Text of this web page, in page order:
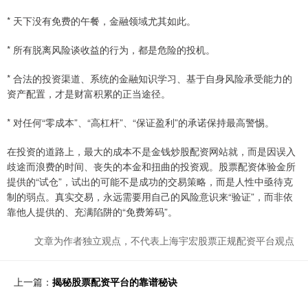
* 天下没有免费的午餐，金融领域尤其如此。
* 所有脱离风险谈收益的行为，都是危险的投机。
* 合法的投资渠道、系统的金融知识学习、基于自身风险承受能力的
资产配置，才是财富积累的正当途径。
* 对任何“零成本”、“高杠杆”、“保证盈利”的承诺保持最高警惕。
在投资的道路上，最大的成本不是金钱炒股配资网站就，而是因误入
歧途而浪费的时间、丧失的本金和扭曲的投资观。股票配资体验金所
提供的“试仓”，试出的可能不是成功的交易策略，而是人性中亟待克
制的弱点。真实交易，永远需要用自己的风险意识来“验证”，而非依
靠他人提供的、充满陷阱的“免费筹码”。
文章为作者独立观点，不代表上海宇宏股票正规配资平台观点
上一篇： 揭秘股票配资平台的靠谱秘诀